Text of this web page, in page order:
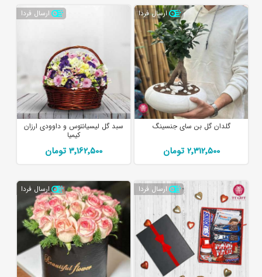
ارسال فردا
گلدان گل بن سای جنسینگ
2٬312٬500 تومان
ارسال فردا
سبد گل لیسیانتوس و داوودی ارزان
کیمیا
3٬162٬500 تومان
ارسال فردا ارسال فردا